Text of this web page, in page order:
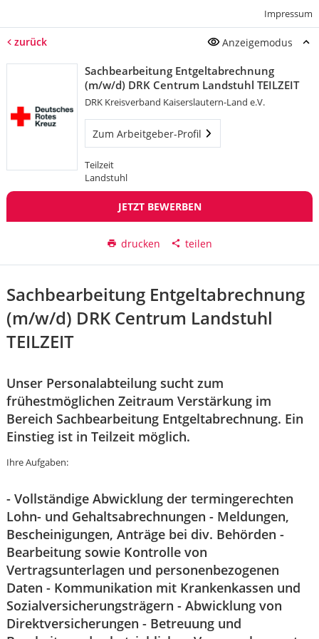
Impressum
zurück Anzeigemodus
Sachbearbeitung Entgeltabrechnung
(m/w/d) DRK Centrum Landstuhl TEILZEIT
DRK Kreisverband Kaiserslautern-Land e.V.
Zum Arbeitgeber-Profil
Teilzeit
Landstuhl
JETZT BEWERBEN
drucken teilen
Sachbearbeitung Entgeltabrechnung
(m/w/d) DRK Centrum Landstuhl
TEILZEIT
Unser Personalabteilung sucht zum
frühestmöglichen Zeitraum Verstärkung im
Bereich Sachbearbeitung Entgeltabrechnung. Ein
Einstieg ist in Teilzeit möglich.
Ihre Aufgaben:
- Vollständige Abwicklung der termingerechten
Lohn- und Gehaltsabrechnungen - Meldungen,
Bescheinigungen, Anträge bei div. Behörden -
Bearbeitung sowie Kontrolle von
Vertragsunterlagen und personenbezogenen
Daten - Kommunikation mit Krankenkassen und
Sozialversicherungsträgern - Abwicklung von
Direktversicherungen - Betreuung und
Karte anzeigen